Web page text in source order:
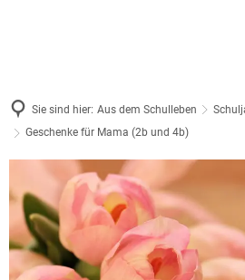
Sie sind hier: Aus dem Schulleben
Geschenke für Mama (2b und 4b)